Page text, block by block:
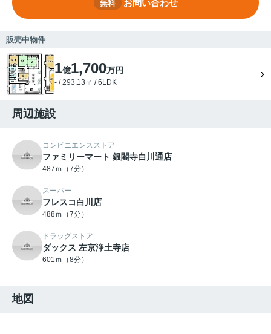
無料 お問い合わせ
販売中物件
1億1,700万円
- / 293.13㎡ / 6LDK
周辺施設
コンビニエンスストア
ファミリーマート 銀閣寺白川通店
487ｍ（7分）
スーパー
フレスコ白川店
488ｍ（7分）
ドラッグストア
ダックス 左京浄土寺店
601ｍ（8分）
地図